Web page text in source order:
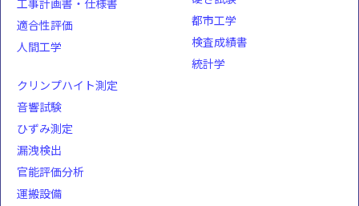
工事計画書・仕様書
適合性評価
人間工学
都市工学
検査成績書
統計学
クリンプハイト測定
音響試験
ひずみ測定
漏洩検出
官能評価分析
運搬設備